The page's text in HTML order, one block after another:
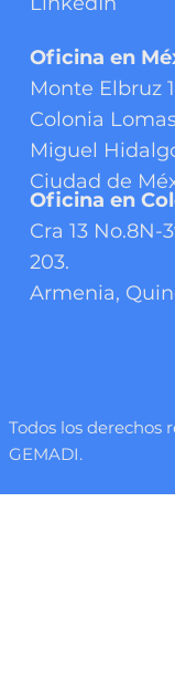
Oficina en
Monte Elbruz
Colonia
Miguel
Ciudad de
Oficina en
Cra 13
203.
Armenia,
Todos los derechos
GEMADI.